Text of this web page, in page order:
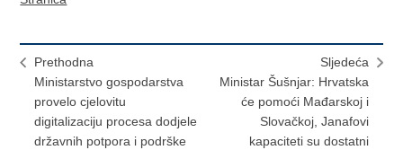
Prethodna
Ministarstvo gospodarstva
provelo cjelovitu
digitalizaciju procesa dodjele
državnih potpora i podrške
Sljedeća
Ministar Šušnjar: Hrvatska
će pomoći Mađarskoj i
Slovačkoj, Janafovi
kapaciteti su dostatni